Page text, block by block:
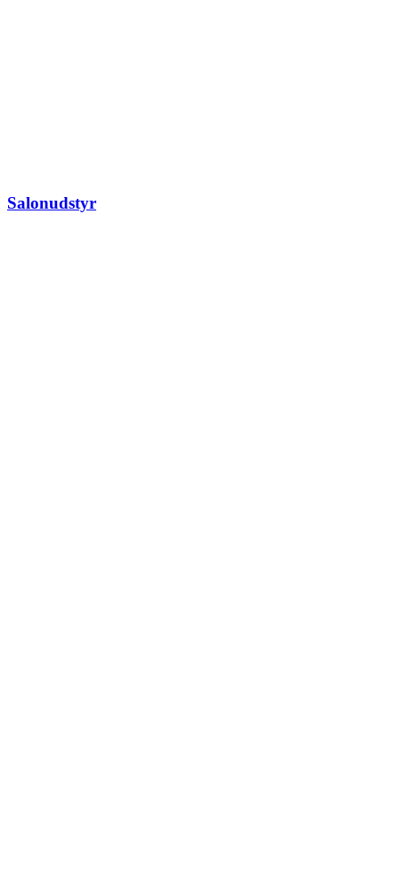
Salonudstyr